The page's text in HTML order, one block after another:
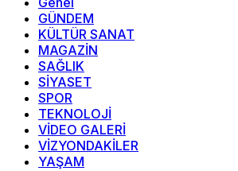
GÜNDEM
KÜLTÜR SANAT
MAGAZİN
SAĞLIK
SİYASET
SPOR
TEKNOLOJİ
VİDEO GALERİ
VİZYONDAKİLER
YAŞAM